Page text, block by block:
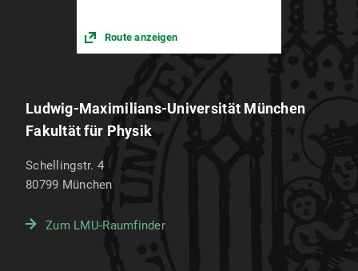
Route anzeigen
Ludwig-Maximilians-Universität München
Fakultät für Physik
Schellingstr. 4
80799 München
Zum LMU-Raumfinder